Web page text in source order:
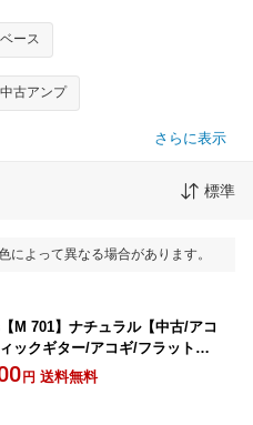
ース
中古アンプ
さらに表示
標準
によって異なる場合があります。
M 701】ナチュラル【中古/アコ
ックギター/アコギ/フラットト
リス】岡山店
円 送料無料